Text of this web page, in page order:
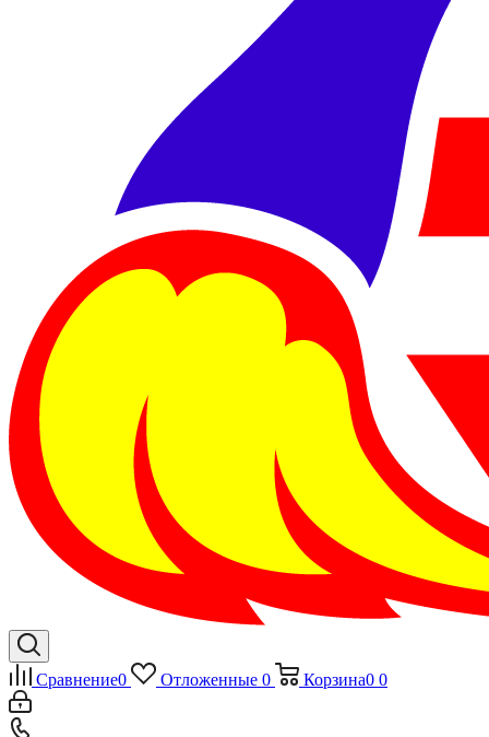
Сравнение0 Отложенные 0 Корзина0 0